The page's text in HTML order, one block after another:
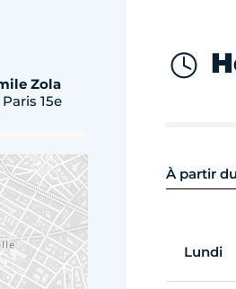
Zola
15e
À partir
Lundi